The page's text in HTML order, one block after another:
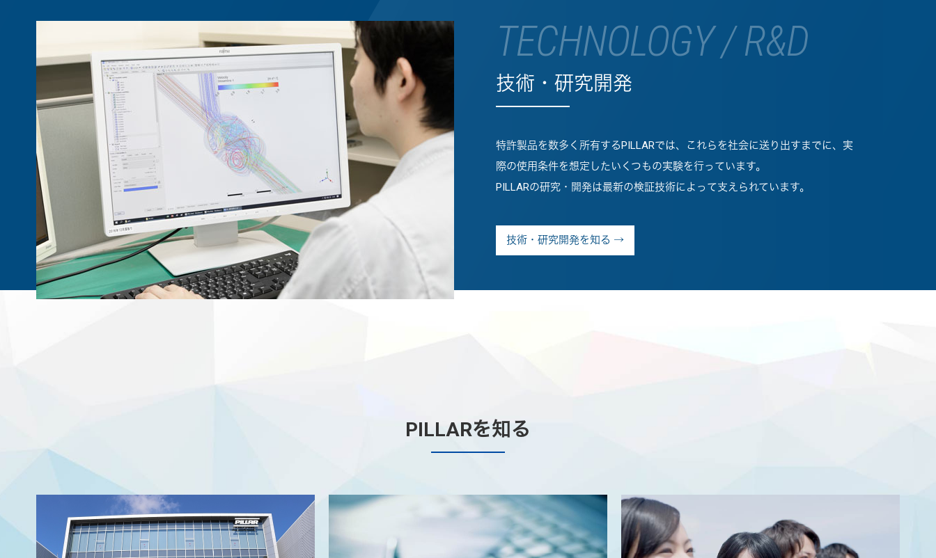
TECHNOLOGY / R&D
技術・研究開発
特許製品を数多く所有するPILLARでは、これらを社会に送り出すまでに、実
際の使用条件を想定したいくつもの実験を行っています。
PILLARの研究・開発は最新の検証技術によって支えられています。
技術・研究開発を知る →
PILLARを知る